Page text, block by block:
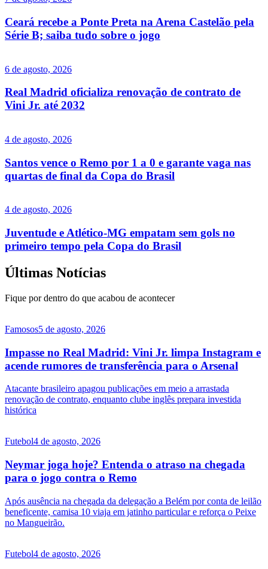
Ceará recebe a Ponte Preta na Arena Castelão pela
Série B; saiba tudo sobre o jogo
6 de agosto, 2026
Real Madrid oficializa renovação de contrato de
Vini Jr. até 2032
4 de agosto, 2026
Santos vence o Remo por 1 a 0 e garante vaga nas
quartas de final da Copa do Brasil
4 de agosto, 2026
Juventude e Atlético-MG empatam sem gols no
primeiro tempo pela Copa do Brasil
Últimas Notícias
Fique por dentro do que acabou de acontecer
Famosos5 de agosto, 2026
Impasse no Real Madrid: Vini Jr. limpa Instagram e
acende rumores de transferência para o Arsenal
Atacante brasileiro apagou publicações em meio a arrastada
renovação de contrato, enquanto clube inglês prepara investida
histórica
Futebol4 de agosto, 2026
Neymar joga hoje? Entenda o atraso na chegada
para o jogo contra o Remo
Após ausência na chegada da delegação a Belém por conta de leilão
beneficente, camisa 10 viaja em jatinho particular e reforça o Peixe
no Mangueirão.
Futebol4 de agosto, 2026